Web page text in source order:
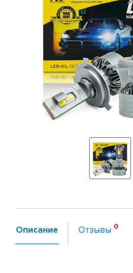
Описание Отзывы